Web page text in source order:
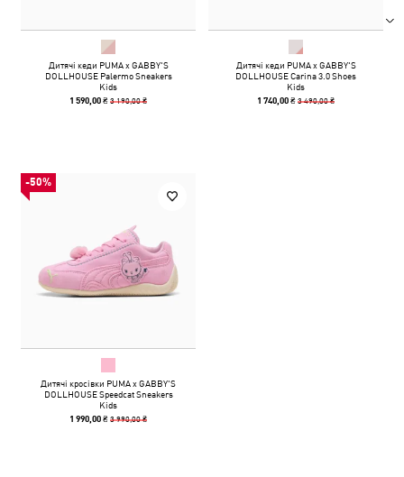
Дитячі кеди PUMA x GABBY'S
DOLLHOUSE Palermo Sneakers
Kids
1 590,00 ₴3 190,00 ₴
Дитячі кеди PUMA x GABBY'S
DOLLHOUSE Carina 3.0 Shoes
Kids
1 740,00 ₴3 490,00 ₴
-50%
Дитячі кросівки PUMA x GABBY'S
DOLLHOUSE Speedcat Sneakers
Kids
1 990,00 ₴3 990,00 ₴